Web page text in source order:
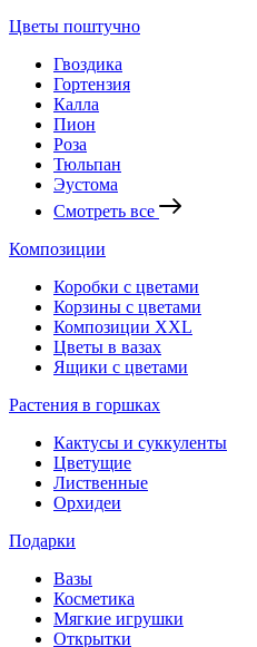
Цветы поштучно
Гвоздика
Гортензия
Калла
Пион
Роза
Тюльпан
Эустома
Смотреть все
Композиции
Коробки с цветами
Корзины с цветами
Композиции XXL
Цветы в вазах
Ящики с цветами
Растения в горшках
Кактусы и суккуленты
Цветущие
Лиственные
Орхидеи
Подарки
Вазы
Косметика
Мягкие игрушки
Открытки